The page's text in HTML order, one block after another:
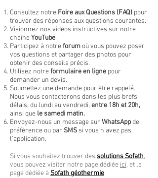
Consultez notre Foire aux Questions (FAQ) pour
trouver des réponses aux questions courantes.
Visionnez nos vidéos instructives sur notre
chaîneYouTube.
Participez à notreforumoù vous pouvez poser
vos questions et partager des photos pour
obtenir des conseils précis.
Utilisez notreformulaire en ligne pour
demander un devis.
Soumettez une demande pour être rappelé.
Nous vous contacterons dans les plus brefs
délais, du lundi au vendredi, entre 18h et 20h,
ainsi que le samedi matin.
Envoyez-nous un message sur WhatsAppde
préférence ou par SMS si vous n'avez pas
l'application.
Si vous souhaitez trouver des solutions Sofath,
vous pouvez visiter notre page dédiée ici, et la
page dédiée à Sofath géothermie.